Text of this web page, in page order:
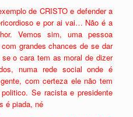
de CRISTO e defender a
e por ai vai… Não é a
Vemos sim, uma pessoa
grandes chances de se dar
o cara tem as moral de dizer
numa rede social onde é
com certeza ele não tem
Se racista e presidente
é piada, né